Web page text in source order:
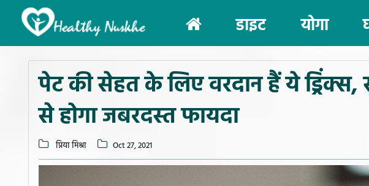
(current)
डाइट योगा
पेट की सेहत के लिए वरदान हैं ये
से होगा जबरदस्त फायदा
प्रिया मिश्रा Oct 27, 2021